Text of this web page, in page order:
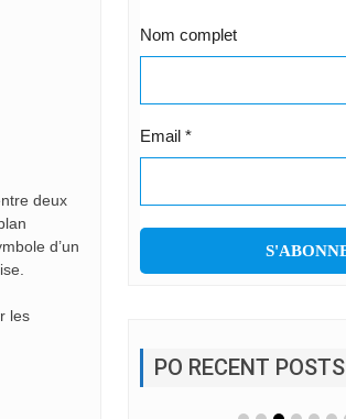
deux
d’un
les
Nom complet
Email *
PO RECENT POSTS